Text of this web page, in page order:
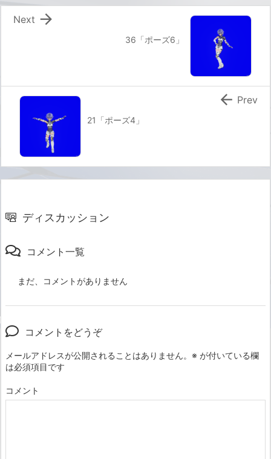
36「ポーズ6」

Next
21「ポーズ4」
 Prev
ディスカッション
コメント一覧
まだ、コメントがありません
コメントをどうぞ
メールアドレスが公開されることはありません。 ※ が付いている欄
は必須項目です
コメント